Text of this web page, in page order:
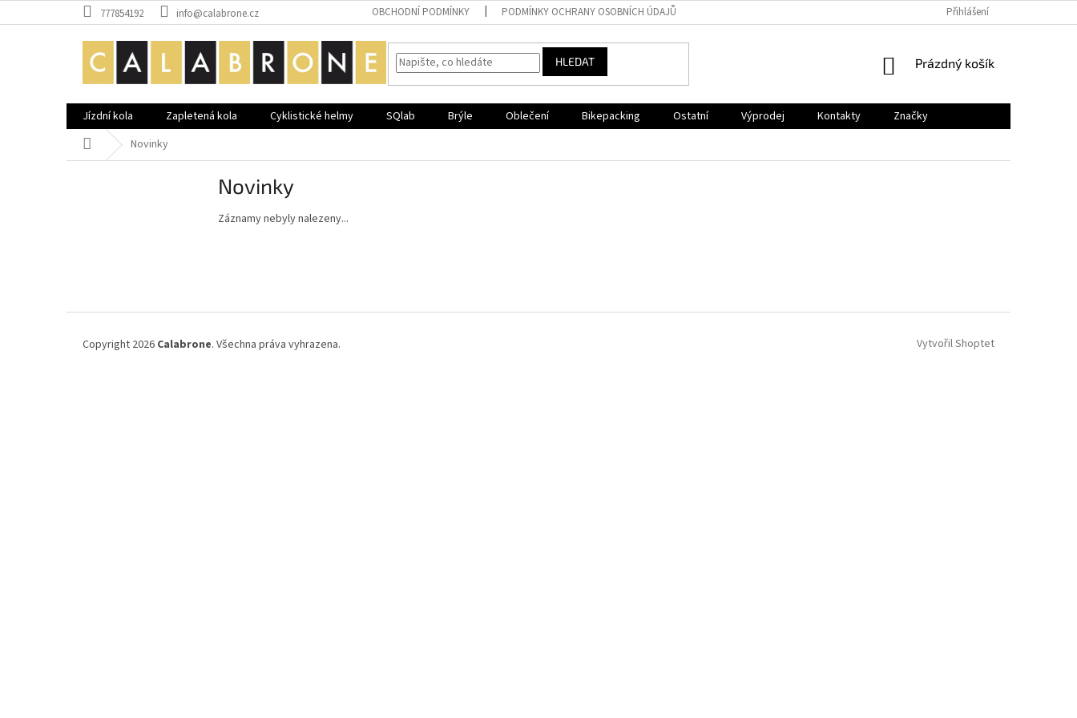
na
777854192 info@calabrone.cz OBCHODNÍ PODMÍNKY PODMÍNKY OCHRANY OSOBNÍCH ÚDAJŮ Přihlášení
HLEDAT
NÁKUPNÍ
Prázdný košík
Jízdní kola Zapletená kola Cyklistické helmy SQlab Brýle Oblečení Bikepacking Ostatní Výprodej Kontakty
Značky
Domů Novinky
Novinky
Záznamy nebyly nalezeny...
Vytvořil Shoptet
Copyright 2026 Calabrone. Všechna práva vyhrazena.